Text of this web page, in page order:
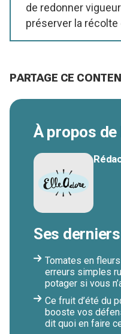
de redonner
préserver la
PARTAGE CE
À propos de
Ses
Tomates en
erreurs simples
potager si vous
Ce fruit d’été du
booste vos
dit quoi en faire